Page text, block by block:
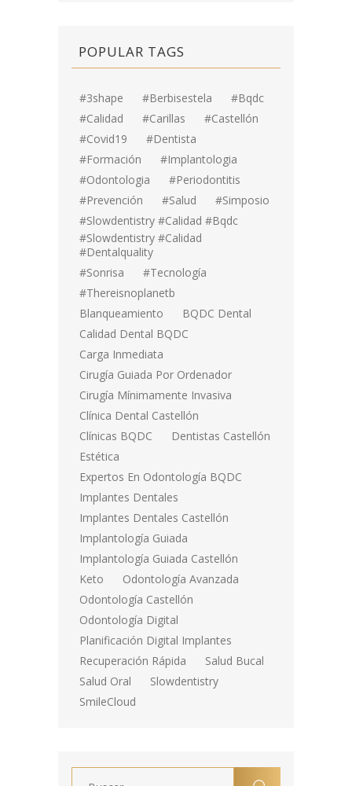
POPULAR TAGS
#3shape #berbisestela
#bqdc
#calidad
#carillas
#Castellón
#covid19
#dentista
#formación
#implantologia
#odontologia
#periodontitis
#prevención
#salud
#simposio
#Slowdentistry #calidad #bqdc
#Slowdentistry #calidad
#dentalquality
#sonrisa
#tecnología
#thereisnoplanetb
Blanqueamiento
BQDC Dental
Calidad Dental BQDC
Carga Inmediata
Cirugía Guiada Por Ordenador
Cirugía Mínimamente Invasiva
Clínica Dental Castellón
Clínicas BQDC
Dentistas Castellón
Estética
Expertos En Odontología BQDC
Implantes Dentales
Implantes Dentales Castellón
Implantología Guiada
Implantología Guiada Castellón
Keto
Odontología Avanzada
Odontología Castellón
Odontología Digital
Planificación Digital Implantes
Recuperación Rápida
Salud Bucal
Salud Oral
Slowdentistry
SmileCloud